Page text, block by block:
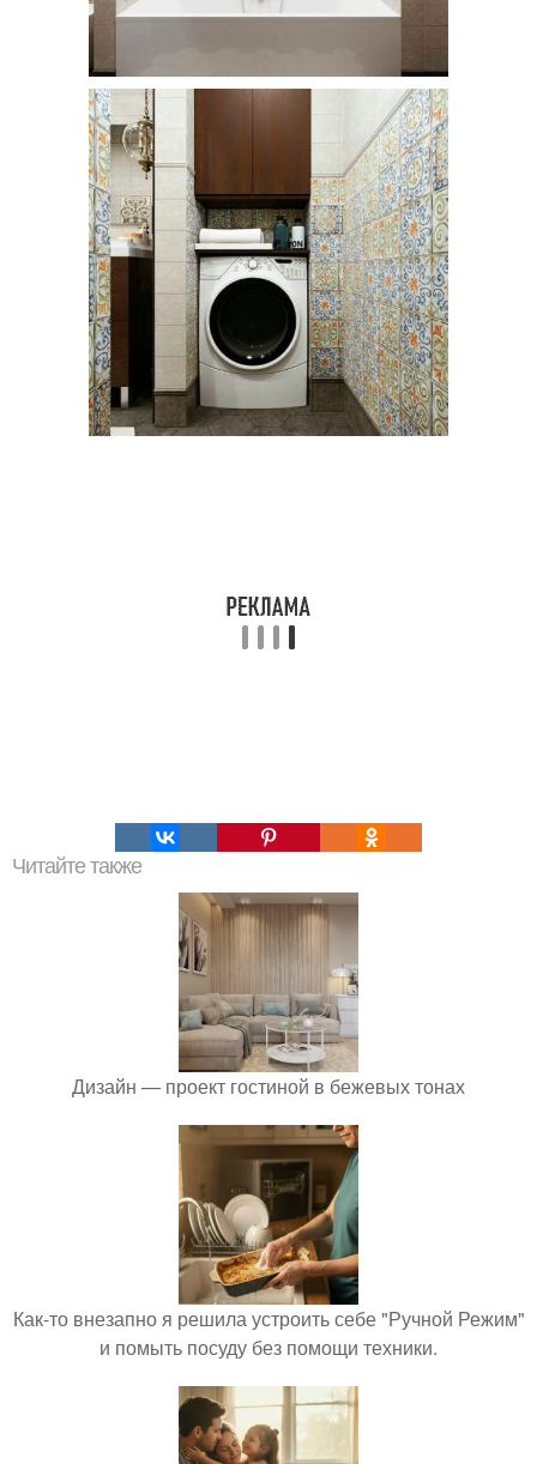
Читайте также
Дизайн — проект гостиной в бежевых тонах
Как-то внезапно я решила устроить себе "Ручной Режим"
и помыть посуду без помощи техники.